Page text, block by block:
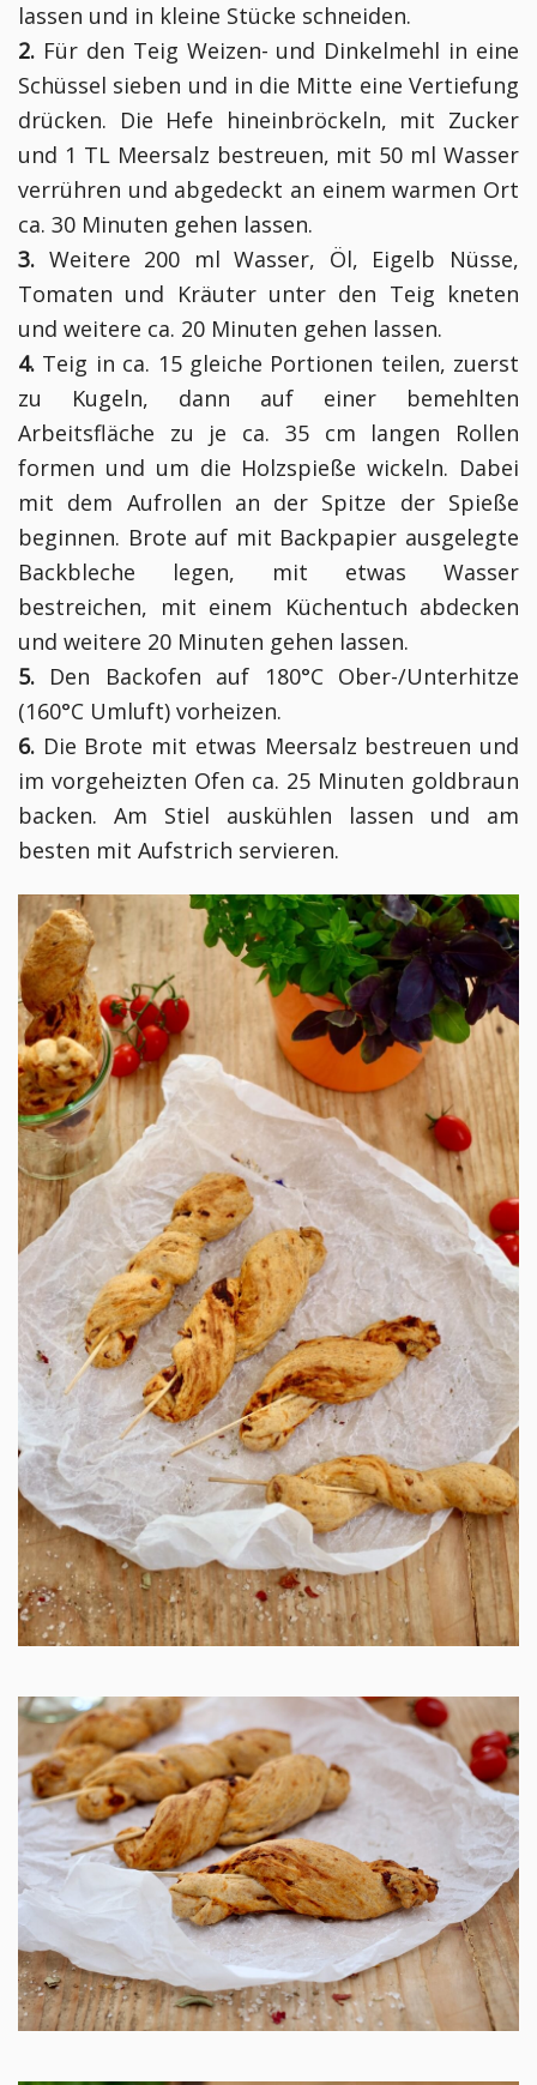
lassen und in kleine Stücke schneiden.
2. Für den Teig Weizen- und Dinkelmehl in eine
Schüssel sieben und in die Mitte eine Vertiefung
drücken. Die Hefe hineinbröckeln, mit Zucker
und 1 TL Meersalz bestreuen, mit 50 ml Wasser
verrühren und abgedeckt an einem warmen Ort
ca. 30 Minuten gehen lassen.
3. Weitere 200 ml Wasser, Öl, Eigelb Nüsse,
Tomaten und Kräuter unter den Teig kneten
und weitere ca. 20 Minuten gehen lassen.
4. Teig in ca. 15 gleiche Portionen teilen, zuerst
zu Kugeln, dann auf einer bemehlten
Arbeitsfläche zu je ca. 35 cm langen Rollen
formen und um die Holzspieße wickeln. Dabei
mit dem Aufrollen an der Spitze der Spieße
beginnen. Brote auf mit Backpapier ausgelegte
Backbleche legen, mit etwas Wasser
bestreichen, mit einem Küchentuch abdecken
und weitere 20 Minuten gehen lassen.
5. Den Backofen auf 180°C Ober-/Unterhitze
(160°C Umluft) vorheizen.
6. Die Brote mit etwas Meersalz bestreuen und
im vorgeheizten Ofen ca. 25 Minuten goldbraun
backen. Am Stiel auskühlen lassen und am
besten mit Aufstrich servieren.